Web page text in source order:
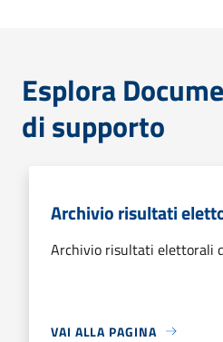
Esplora
di supporto
Archivio risultati
Archivio risultati elettorali
VAI ALLA PAGINA